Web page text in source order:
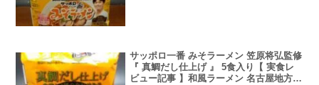
サッポロ一番 みそラーメン 笠原将弘監修
『 真鯛だし仕上げ 』 5食入り【 実食レ
ビュー記事 】和風ラーメン 名古屋地方の